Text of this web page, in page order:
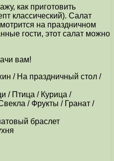
как приготовить
классический). Салат
на праздничном
гости, этот салат можно
вам!
/ На праздничный стол /
/ Птица / Курица /
/ Фрукты / Гранат /
браслет